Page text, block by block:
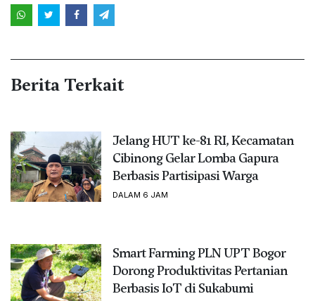
Berita Terkait
Jelang HUT ke-81 RI, Kecamatan
Cibinong Gelar Lomba Gapura
Berbasis Partisipasi Warga
DALAM 6 JAM
Smart Farming PLN UPT Bogor
Dorong Produktivitas Pertanian
Berbasis IoT di Sukabumi